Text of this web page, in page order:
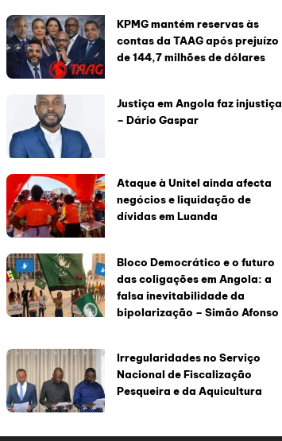
KPMG mantém reservas às
contas da TAAG após prejuízo
de 144,7 milhões de dólares
Justiça em Angola faz injustiça
– Dário Gaspar
Ataque à Unitel ainda afecta
negócios e liquidação de
dívidas em Luanda
Bloco Democrático e o futuro
das coligações em Angola: a
falsa inevitabilidade da
bipolarização – Simão Afonso
Irregularidades no Serviço
Nacional de Fiscalização
Pesqueira e da Aquicultura